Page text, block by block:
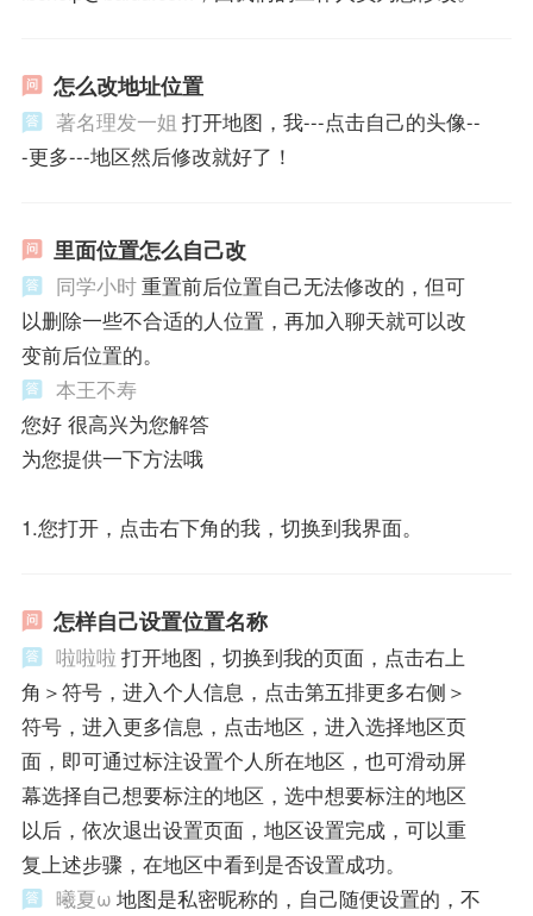
怎么改地址位置
著名理发一姐 打开地图，我---点击自己的头像--
-更多---地区然后修改就好了！
里面位置怎么自己改
同学小时重置前后位置自己无法修改的，但可
以删除一些不合适的人位置，再加入聊天就可以改
变前后位置的。
本王不寿
您好 很高兴为您解答
为您提供一下方法哦
1.您打开，点击右下角的我，切换到我界面。
怎样自己设置位置名称
啦啦啦 打开地图，切换到我的页面，点击右上
角＞符号，进入个人信息，点击第五排更多右侧＞
符号，进入更多信息，点击地区，进入选择地区页
面，即可通过标注设置个人所在地区，也可滑动屏
幕选择自己想要标注的地区，选中想要标注的地区
以后，依次退出设置页面，地区设置完成，可以重
复上述步骤，在地区中看到是否设置成功。
曦夏ω 地图是私密昵称的，自己随便设置的，不